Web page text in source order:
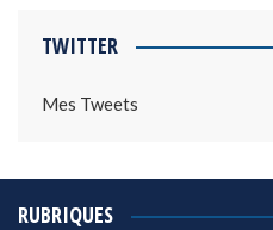
TWITTER
Mes Tweets
RUBRIQUES